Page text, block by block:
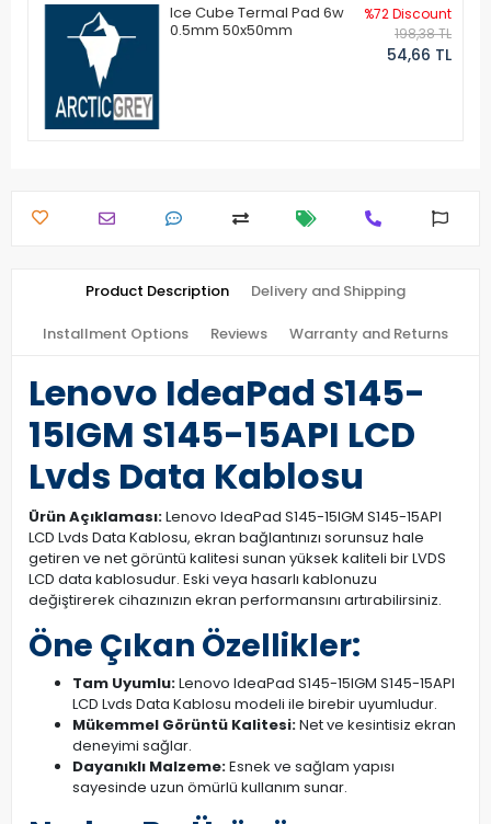
Ice Cube Termal Pad 6w
0.5mm 50x50mm
%72 Discount
198,38 TL
54,66 TL
Product Description Delivery and Shipping
Installment Options Reviews Warranty and Returns
Lenovo IdeaPad S145-
15IGM S145-15API LCD
Lvds Data Kablosu
Ürün Açıklaması:Lenovo IdeaPad S145-15IGM S145-15API
LCD Lvds Data Kablosu, ekran bağlantınızı sorunsuz hale
getiren ve net görüntü kalitesi sunan yüksek kaliteli bir LVDS
LCD data kablosudur. Eski veya hasarlı kablonuzu
değiştirerek cihazınızın ekran performansını artırabilirsiniz.
Öne Çıkan Özellikler:
Tam Uyumlu:Lenovo IdeaPad S145-15IGM S145-15API
LCD Lvds Data Kablosu modeli ile birebir uyumludur.
Mükemmel Görüntü Kalitesi:Net ve kesintisiz ekran
deneyimi sağlar.
Dayanıklı Malzeme:Esnek ve sağlam yapısı
sayesinde uzun ömürlü kullanım sunar.